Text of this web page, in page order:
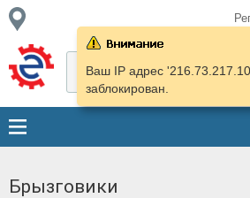
Ваш IP адрес
заблокирован.
Брызговики